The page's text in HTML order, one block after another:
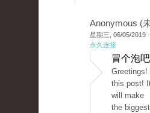
Anonymous (
星期三, 06/05/2019
永久连接
冒个泡
Greetings!
this post!
will make
the